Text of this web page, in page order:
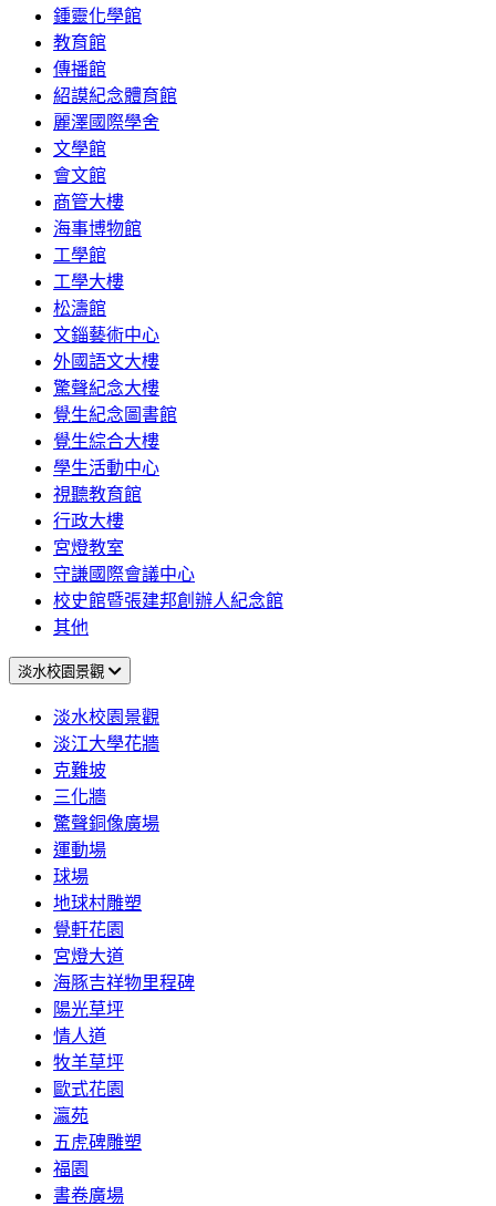
鍾靈化學館
教育館
傳播館
紹謨紀念體育館
麗澤國際學舍
文學館
會文館
商管大樓
海事博物館
工學館
工學大樓
松濤館
文錙藝術中心
外國語文大樓
驚聲紀念大樓
覺生紀念圖書館
覺生綜合大樓
學生活動中心
視聽教育館
行政大樓
宮燈教室
守謙國際會議中心
校史館暨張建邦創辦人紀念館
其他
淡水校園景觀
淡水校園景觀
淡江大學花牆
克難坡
三化牆
驚聲銅像廣場
運動場
球場
地球村雕塑
覺軒花園
宮燈大道
海豚吉祥物里程碑
陽光草坪
情人道
牧羊草坪
歐式花園
瀛苑
五虎碑雕塑
福園
書卷廣場